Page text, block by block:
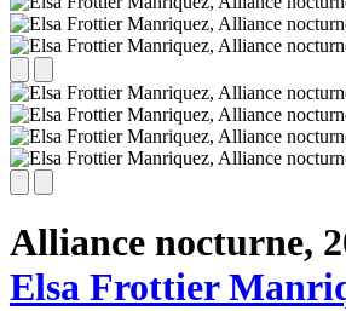
Alliance nocturne,
Elsa Frottier